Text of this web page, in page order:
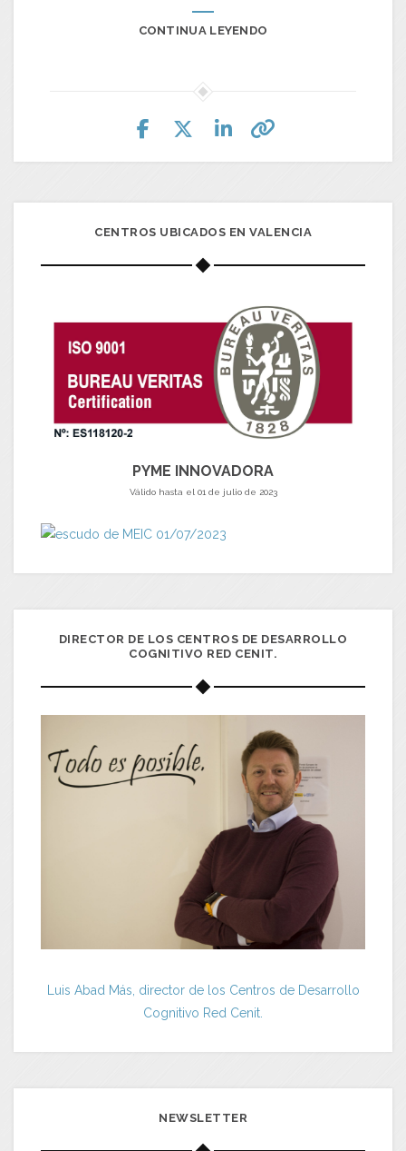
CONTINUA LEYENDO
CENTROS UBICADOS EN VALENCIA
PYME INNOVADORA
Válido hasta el 01 de julio de 2023
DIRECTOR DE LOS CENTROS DE DESARROLLO
COGNITIVO RED CENIT.
Luis Abad Más, director de los Centros de Desarrollo
Cognitivo Red Cenit.
NEWSLETTER